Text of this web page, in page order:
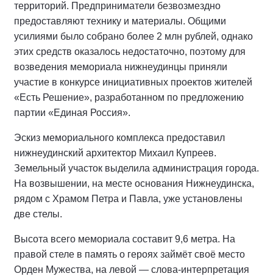
территорий. Предприниматели безвозмездно
предоставляют технику и материалы. Общими
усилиями было собрано более 2 млн рублей, однако
этих средств оказалось недостаточно, поэтому для
возведения мемориала нижнеудинцы приняли
участие в конкурсе инициативных проектов жителей
«Есть Решение», разработанном по предложению
партии «Единая Россия».
Эскиз мемориального комплекса предоставил
нижнеудинский архитектор Михаил Купреев.
Земельный участок выделила администрация города.
На возвышении, на месте основания Нижнеудинска,
рядом с Храмом Петра и Павла, уже установлены
две стелы.
Высота всего мемориала составит 9,6 метра. На
правой стеле в память о героях займёт своё место
Орден Мужества, на левой — слова-интерпретация